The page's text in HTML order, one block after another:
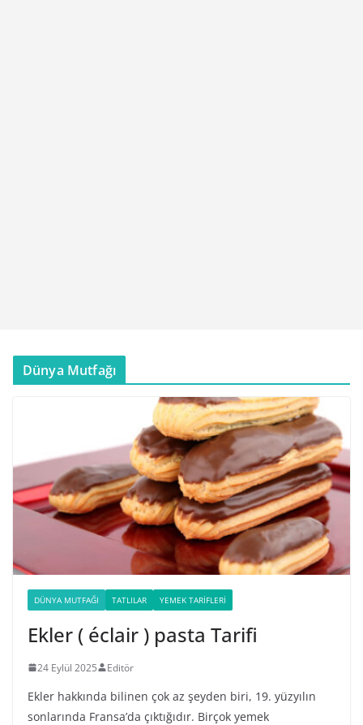
Dünya Mutfağı
DÜNYA MUTFAĞI TATLILAR YEMEK TARIFLERI
Ekler ( éclair ) pasta Tarifi
24 Eylül 2025 Editör
Ekler hakkında bilinen çok az şeyden biri, 19. yüzyılın
sonlarında Fransa’da çıktığıdır. Birçok yemek